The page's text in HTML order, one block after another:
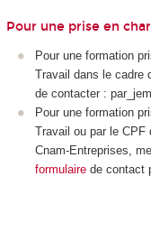
Pour une prise en
Pour une formation
Travail dans le cadre
de contacter :
Pour une formation
Travail ou par le CPF
Cnam-Entreprises,
formulaire de contact